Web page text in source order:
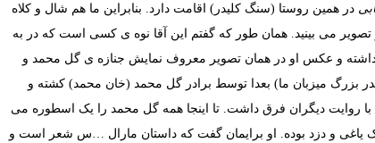
در همین روستا (سنگ کلیدر) اقامت دارد. بنابراین ما هم شال و کلاه
تصویر می بینید. همان طور که گفتم این آقا نوه ی کسی است که در به
و عکس او در همان تصویر معروف نمایش جنازه ی گل محمد و
بزرگ میزبان ما) بعدا توسط برادر گل محمد (خان محمد) کشته و
با روایت دیگران فرق داشت. تا اینجا همه گل محمد را یک اسطوره می
یاغی و دزد بوده. او برایمان گفت که داستان مارال …س شعر است و